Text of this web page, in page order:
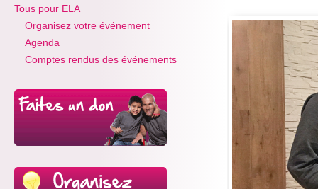
Tous pour ELA
Organisez votre événement
Agenda
Comptes rendus des événements